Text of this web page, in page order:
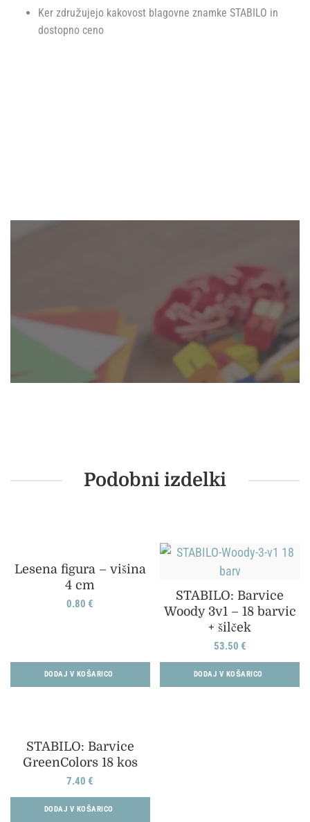
Ker združujejo kakovost blagovne znamke STABILO in
dostopno ceno
Podobni izdelki
Lesena figura – višina
4 cm
0.80€
DODAJ V KOŠARICO
STABILO: Barvice
Woody 3v1 – 18 barvic
+ šilček
53.50 €
DODAJ V KOŠARICO
STABILO: Barvice
GreenColors 18 kos
7.40€
DODAJ V KOŠARICO